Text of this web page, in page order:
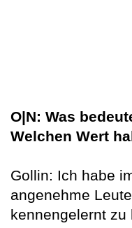
O|N: Was
Welchen Wert
Gollin: Ich habe
angenehme
kennengelernt zu